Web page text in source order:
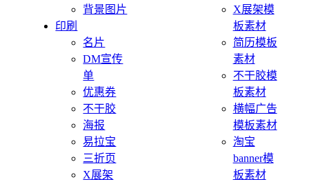
背景图片
印刷
名片
DM宣传
单
优惠券
不干胶
海报
易拉宝
三折页
X展架
X展架模
板素材
简历模板
素材
不干胶模
板素材
横幅广告
模板素材
淘宝
banner模
板素材